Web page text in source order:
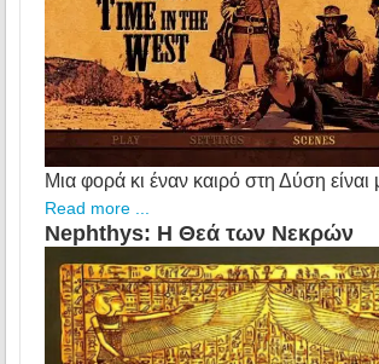
Μια φορά κι έναν καιρό στη Δύση είναι
Read more ...
Nephthys: Η Θεά των Νεκρών